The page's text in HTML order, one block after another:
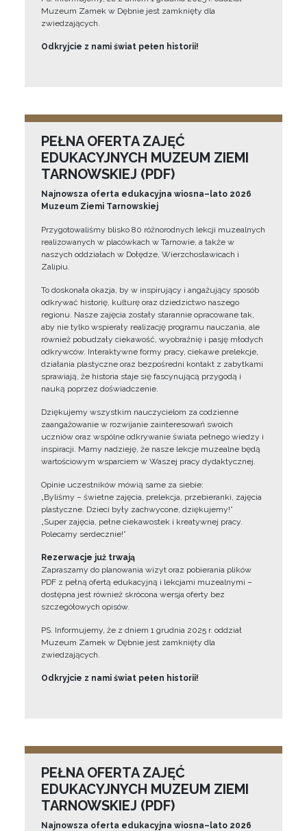
Muzeum Zamek w Dębnie jest zamknięty dla
zwiedzających.
Odkryjcie z nami świat pełen historii!
PEŁNA OFERTA ZAJĘĆ
EDUKACYJNYCH MUZEUM ZIEMI
TARNOWSKIEJ (PDF)
Najnowsza oferta edukacyjna wiosna–lato 2026
Muzeum Ziemi Tarnowskiej
Przygotowaliśmy blisko 80 różnorodnych lekcji muzealnych
realizowanych w placówkach w Tarnowie, a także w
naszych oddziałach w Dołędze, Wierzchosławicach i
Zalipiu.
To doskonała okazja, by w inspirujący i angażujący sposób
odkrywać historię, kulturę oraz dziedzictwo naszego
regionu. Nasze zajęcia zostały starannie opracowane tak,
aby nie tylko wspierały realizację programu nauczania, ale
również pobudzały ciekawość, wyobraźnię i pasję młodych
odkrywców. Interaktywne formy pracy, ciekawe prelekcje,
działania plastyczne oraz bezpośredni kontakt z zabytkami
sprawiają, że historia staje się fascynującą przygodą i
nauką poprzez doświadczenie.
Dziękujemy wszystkim nauczycielom za codzienne
zaangażowanie w rozwijanie zainteresowań swoich
uczniów oraz wspólne odkrywanie świata pełnego wiedzy i
inspiracji. Mamy nadzieję, że nasze lekcje muzealne będą
wartościowym wsparciem w Waszej pracy dydaktycznej.
Opinie uczestników mówią same za siebie:
„Byliśmy – świetne zajęcia, prelekcja, przebieranki, zajęcia
plastyczne. Dzieci były zachwycone, dziękujemy!”
„Super zajęcia, pełne ciekawostek i kreatywnej pracy.
Polecamy serdecznie!”
Rezerwacje już trwają
Zapraszamy do planowania wizyt oraz pobierania plików
PDF z pełną ofertą edukacyjną i lekcjami muzealnymi –
dostępna jest również skrócona wersja oferty bez
szczegółowych opisów.
PS. Informujemy, że z dniem 1 grudnia 2025 r. oddział
Muzeum Zamek w Dębnie jest zamknięty dla
zwiedzających.
Odkryjcie z nami świat pełen historii!
PEŁNA OFERTA ZAJĘĆ
EDUKACYJNYCH MUZEUM ZIEMI
TARNOWSKIEJ (PDF)
Najnowsza oferta edukacyjna wiosna–lato 2026